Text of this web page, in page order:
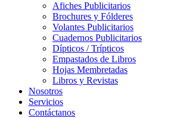
Afiches Publicitarios
Brochures y Fólderes
Volantes Publicitarios
Cuadernos Publicitarios
Dípticos / Trípticos
Empastados de Libros
Hojas Membretadas
Libros y Revistas
Nosotros
Servicios
Contáctanos